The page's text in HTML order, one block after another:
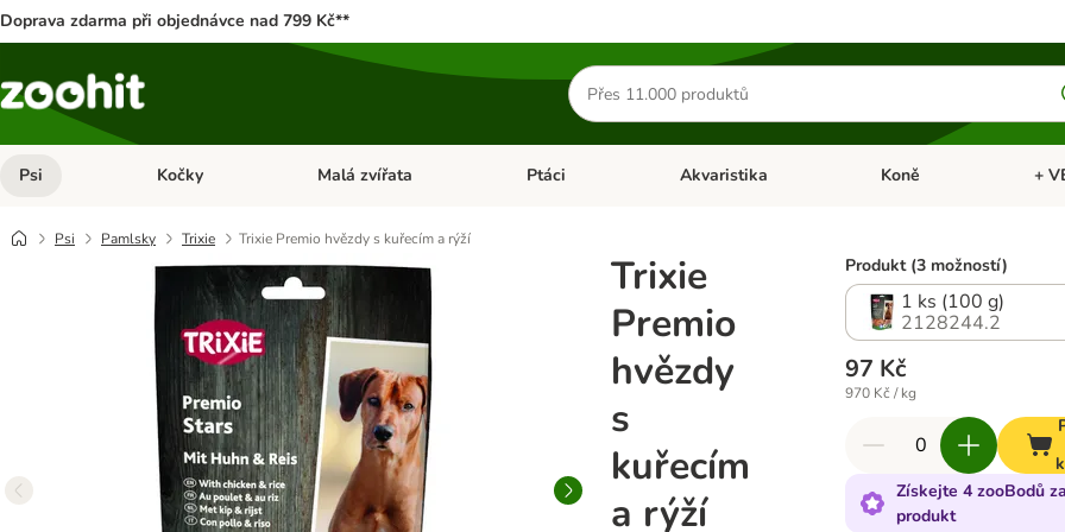
Doprava zdarma při objednávce nad 799 Kč**
Hledat
produkty
Psi Otevřít menu: Psi
Kočky Otevřít menu: Kočky
Malá zvířata Otevřít menu: Malá zvířata
Ptáci Otevřít menu: Ptáci
Akvaristika Otevřít menu: Akvaristika
Koně +
Psi Pamlsky Trixie Trixie Premio hvězdy s kuřecím a rýží
Trixie
Premio
hvězdy
s
kuřecím
a rýží
Produkt (3 možností)
1 ks (100 g)
2128244.2
97 Kč
970 Kč / kg
Získejte 4 zooBodů
produkt